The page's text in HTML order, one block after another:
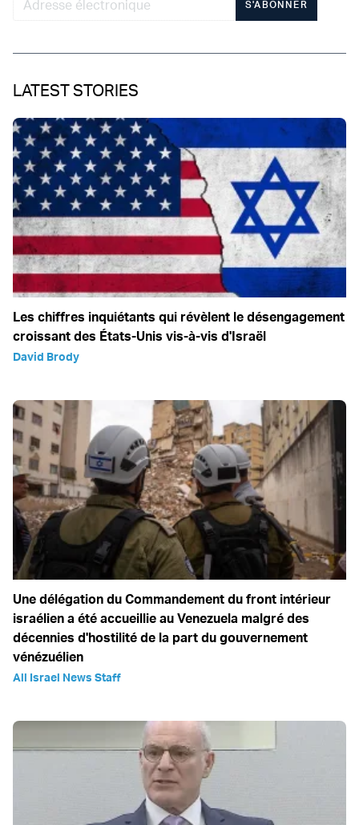
S'ABONNER
LATEST STORIES
Les chiffres inquiétants qui révèlent le désengagement
croissant des États-Unis vis-à-vis d'Israël
David Brody
Une délégation du Commandement du front intérieur
israélien a été accueillie au Venezuela malgré des
décennies d'hostilité de la part du gouvernement
vénézuélien
All Israel News Staff